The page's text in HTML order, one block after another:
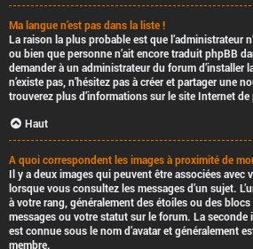
Ma langue n’est pas dans la liste !
La raison la plus probable est que l’administrateur
ou bien que personne n’ait encore traduit phpBB
demander à un administrateur du forum d’installer
n’existe pas, n’hésitez pas à créer et partager une
trouverez plus d’informations sur le site Internet de
Haut
A quoi correspondent les images à proximité de
Il y a deux images qui peuvent être associées avec
lorsque vous consultez les messages d’un sujet.
à votre rang, généralement des étoiles ou des
messages ou votre statut sur le forum. La seconde
est connue sous le nom d’avatar et généralement
membre.